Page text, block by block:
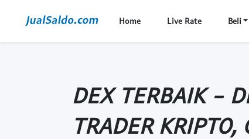
Home Live Rate Beli
DEX TERBAIK -
TRADER KRIPTO,